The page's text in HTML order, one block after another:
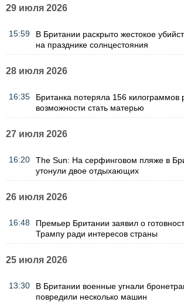
29 июля 2026
15:59
В Британии раскрыто жестокое
на празднике солнцестояния
28 июля 2026
16:35
Британка потеряла 156 килограммов
возможности стать матерью
27 июля 2026
16:20
The Sun: На серфинговом пляже в
утонули двое отдыхающих
26 июля 2026
16:48
Премьер Британии заявил о
Трампу ради интересов страны
25 июля 2026
13:30
В Британии военные угнали
повредили несколько машин